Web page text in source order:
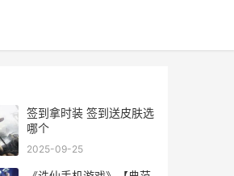
签到拿时装 签到送皮肤选
哪个
2025-09-25